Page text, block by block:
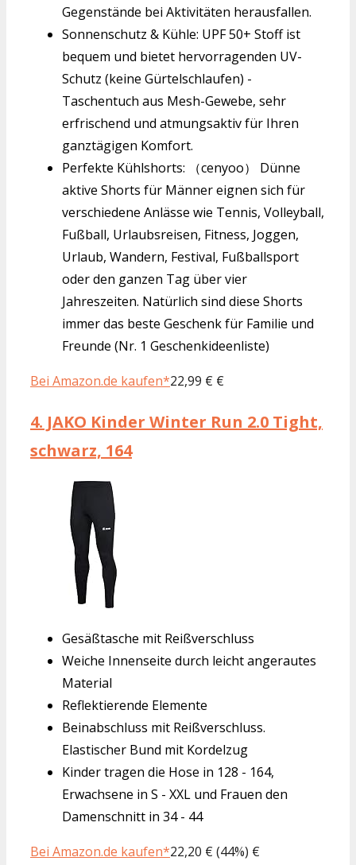
Gegenstände bei Aktivitäten herausfallen.
Sonnenschutz & Kühle: UPF 50+ Stoff ist
bequem und bietet hervorragenden UV-
Schutz (keine Gürtelschlaufen) -
Taschentuch aus Mesh-Gewebe, sehr
erfrischend und atmungsaktiv für Ihren
ganztägigen Komfort.
Perfekte Kühlshorts: （cenyoo） Dünne
aktive Shorts für Männer eignen sich für
verschiedene Anlässe wie Tennis, Volleyball,
Fußball, Urlaubsreisen, Fitness, Joggen,
Urlaub, Wandern, Festival, Fußballsport
oder den ganzen Tag über vier
Jahreszeiten. Natürlich sind diese Shorts
immer das beste Geschenk für Familie und
Freunde (Nr. 1 Geschenkideenliste)
Bei Amazon.de kaufen*22,99 € €
4. JAKO Kinder Winter Run 2.0 Tight,
schwarz, 164
Gesäßtasche mit Reißverschluss
Weiche Innenseite durch leicht angerautes
Material
Reflektierende Elemente
Beinabschluss mit Reißverschluss.
Elastischer Bund mit Kordelzug
Kinder tragen die Hose in 128 - 164,
Erwachsene in S - XXL und Frauen den
Damenschnitt in 34 - 44
Bei Amazon.de kaufen*22,20 € (44%) €